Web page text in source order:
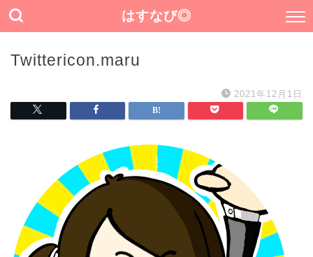
はすなび◎
Twittericon.maru
2021年12月1日